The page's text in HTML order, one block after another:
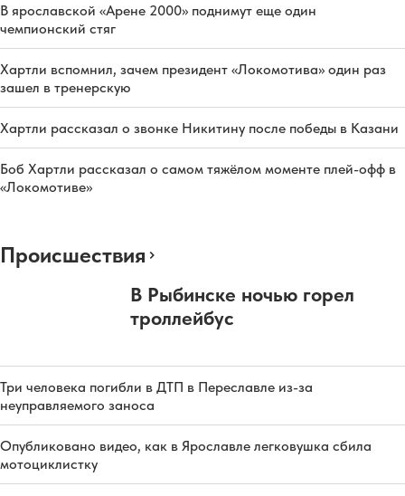
В ярославской «Арене 2000» поднимут еще один
чемпионский стяг
Хартли вспомнил, зачем президент «Локомотива» один раз
зашел в тренерскую
Хартли рассказал о звонке Никитину после победы в Казани
Боб Хартли рассказал о самом тяжёлом моменте плей-офф в
«Локомотиве»
Происшествия
В Рыбинске ночью горел
троллейбус
Три человека погибли в ДТП в Переславле из-за
неуправляемого заноса
Опубликовано видео, как в Ярославле легковушка сбила
мотоциклистку